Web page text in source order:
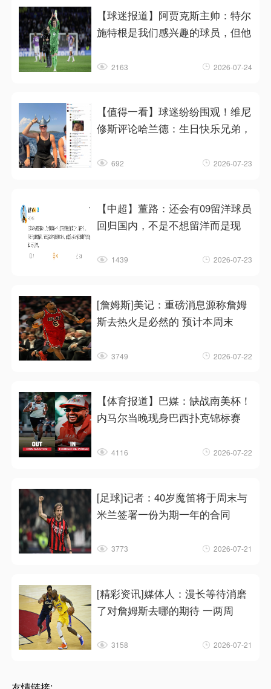
【球迷报道】阿贾克斯主帅：特尔
施特根是我们感兴趣的球员，但他
2163 2026-07-24
【值得一看】球迷纷纷围观！维尼
修斯评论哈兰德：生日快乐兄弟，
692 2026-07-23
【中超】董路：还会有09留洋球员
回归国内，不是不想留洋而是现
1439 2026-07-23
[詹姆斯]美记：重磅消息源称詹姆
斯去热火是必然的 预计本周末
3749 2026-07-22
【体育报道】巴媒：缺战南美杯！
内马尔当晚现身巴西扑克锦标赛
4116 2026-07-22
[足球]记者：40岁魔笛将于周末与
米兰签署一份为期一年的合同
3773 2026-07-21
[精彩资讯]媒体人：漫长等待消磨
了对詹姆斯去哪的期待 一两周
3158 2026-07-21